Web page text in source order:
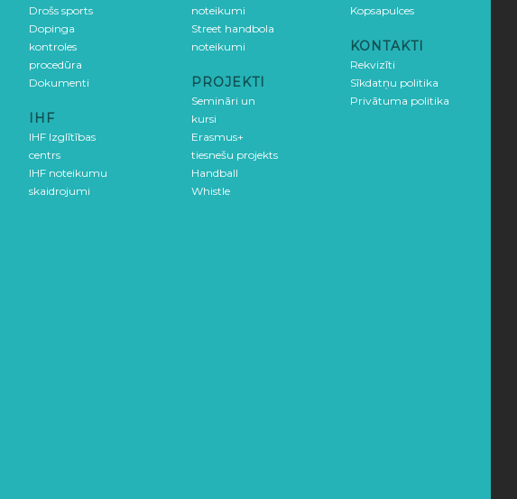
Drošs sports
Dopinga
kontroles
procedūra
Dokumenti
IHF
IHF Izglītības
centrs
IHF noteikumu
skaidrojumi
noteikumi
Street handbola
noteikumi
PROJEKTI
Semināri un
kursi
Erasmus+
tiesnešu projekts
Handball
Whistle
Kopsapulces
KONTAKTI
Rekvizīti
Sīkdatņu politika
Privātuma politika